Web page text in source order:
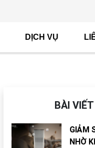
DỊCH VỤ
BÀI
GIẢM
NHỜ